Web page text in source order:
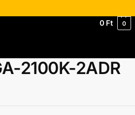
0 Ft 0
2100K-2ADR